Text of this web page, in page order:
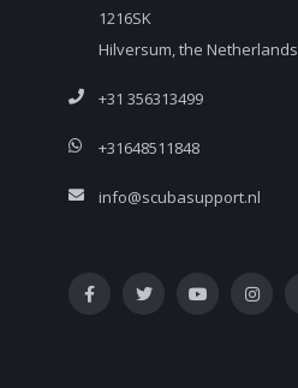
1216SK
Hilversum, the Netherlands
+31 356313499
+31648511848
info@scubasupport.nl